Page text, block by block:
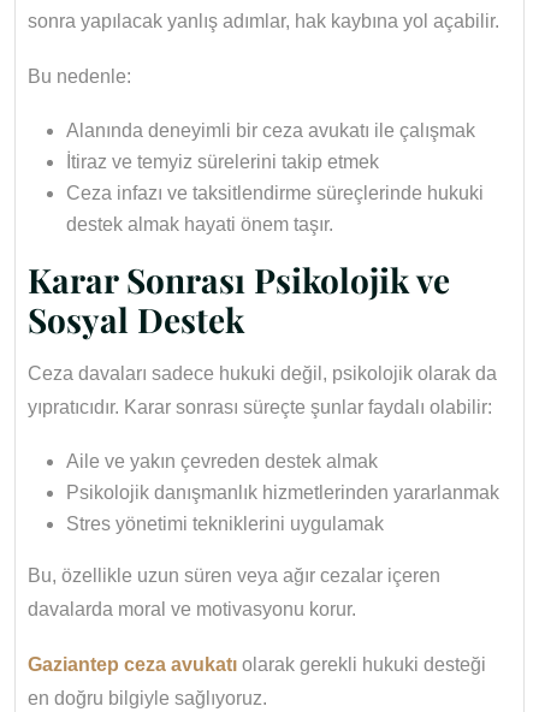
sonra yapılacak yanlış adımlar, hak kaybına yol açabilir.
Bu nedenle:
Alanında deneyimli bir ceza avukatı ile çalışmak
İtiraz ve temyiz sürelerini takip etmek
Ceza infazı ve taksitlendirme süreçlerinde hukuki
destek almak hayati önem taşır.
Karar Sonrası Psikolojik ve
Sosyal Destek
Ceza davaları sadece hukuki değil, psikolojik olarak da
yıpratıcıdır. Karar sonrası süreçte şunlar faydalı olabilir:
Aile ve yakın çevreden destek almak
Psikolojik danışmanlık hizmetlerinden yararlanmak
Stres yönetimi tekniklerini uygulamak
Bu, özellikle uzun süren veya ağır cezalar içeren
davalarda moral ve motivasyonu korur.
Gaziantep ceza avukatı olarak gerekli hukuki desteği
en doğru bilgiyle sağlıyoruz.